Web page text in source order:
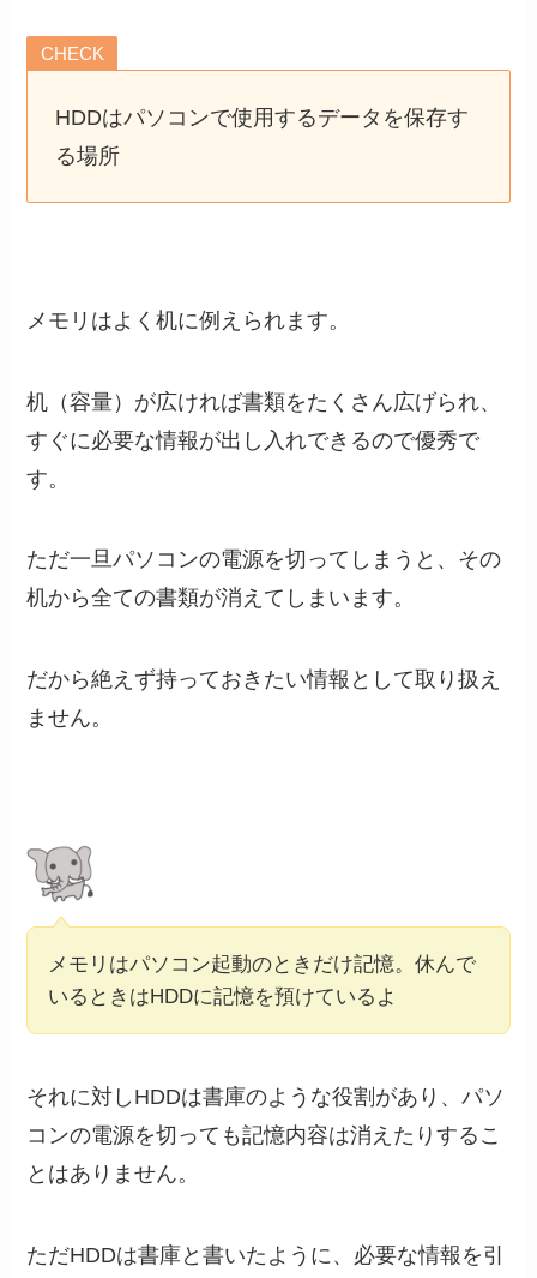
CHECK
HDDはパソコンで使用するデータを保存す
る場所
メモリはよく机に例えられます。
机（容量）が広ければ書類をたくさん広げられ、
すぐに必要な情報が出し入れできるので優秀で
す。
ただ一旦パソコンの電源を切ってしまうと、その
机から全ての書類が消えてしまいます。
だから絶えず持っておきたい情報として取り扱え
ません。
メモリはパソコン起動のときだけ記憶。休んで
いるときはHDDに記憶を預けているよ
それに対しHDDは書庫のような役割があり、パソ
コンの電源を切っても記憶内容は消えたりするこ
とはありません。
ただHDDは書庫と書いたように、必要な情報を引